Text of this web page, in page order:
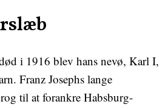
i 1916 blev hans nevø, Karl I,
Franz Josephs lange
til at forankre Habsburg-